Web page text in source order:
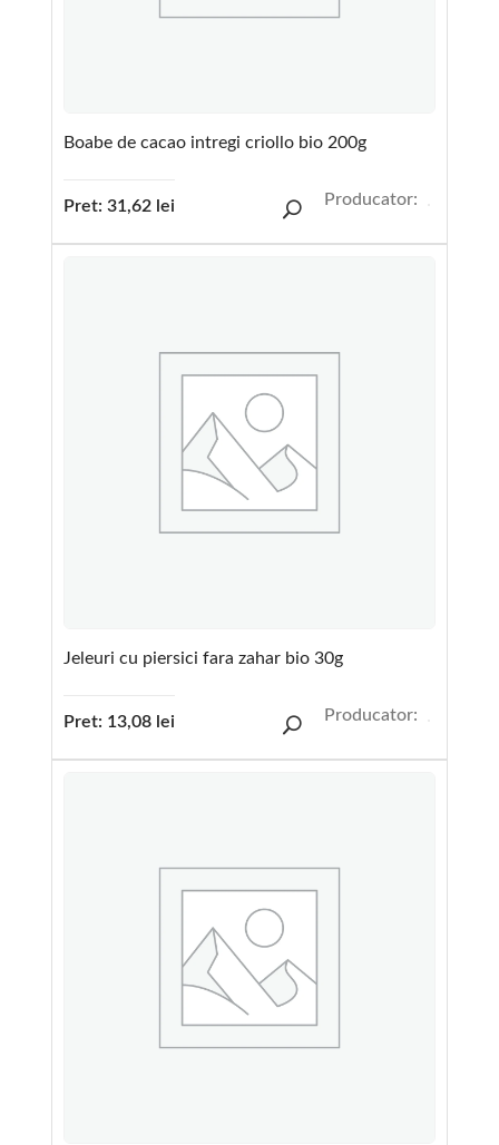
Boabe de cacao intregi criollo bio 200g
Pret: 31,62 lei Producator:
Jeleuri cu piersici fara zahar bio 30g
Pret: 13,08 lei Producator: